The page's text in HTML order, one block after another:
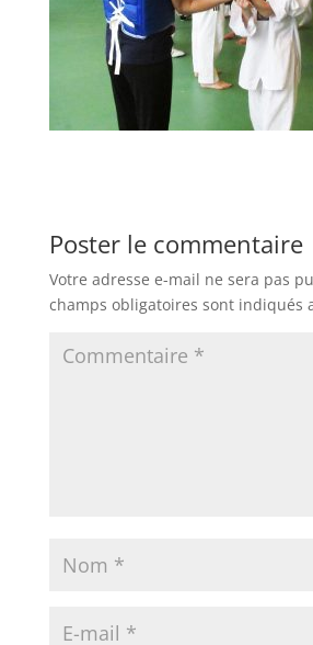
Poster le commentaire
Votre adresse e-mail ne sera pas
champs obligatoires sont indiqués